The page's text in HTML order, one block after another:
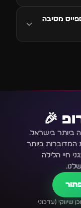
העצמאות ספייס מסיבה
🎉
ביותר בישראל.
המדוברות ביותר
חיי הלילה
(עדכוני